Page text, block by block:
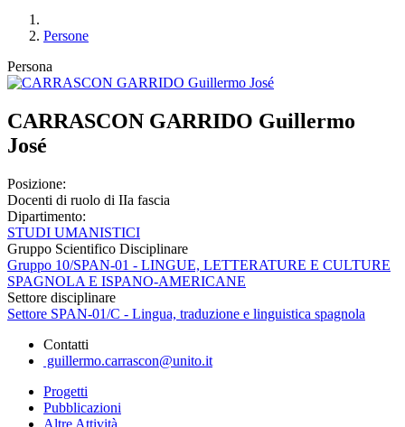
Persone
Persona
CARRASCON GARRIDO Guillermo
José
Posizione:
Docenti di ruolo di IIa fascia
Dipartimento:
STUDI UMANISTICI
Gruppo Scientifico Disciplinare
Gruppo 10/SPAN-01 - LINGUE, LETTERATURE E CULTURE
SPAGNOLA E ISPANO-AMERICANE
Settore disciplinare
Settore SPAN-01/C - Lingua, traduzione e linguistica spagnola
Contatti
guillermo.carrascon@unito.it
Progetti
Pubblicazioni
Altre Attività